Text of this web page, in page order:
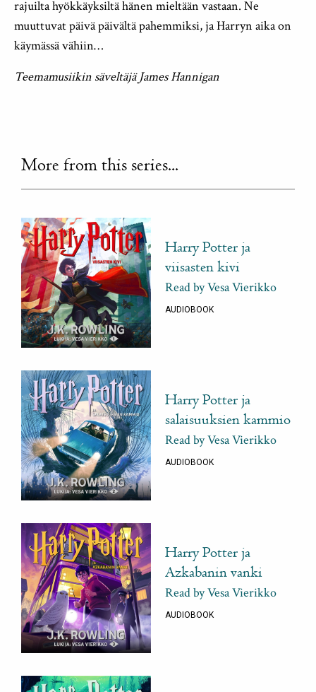
rajuilta hyökkäyksiltä hänen mieltään vastaan. Ne
muuttuvat päivä päivältä pahemmiksi, ja Harryn aika on
käymässä vähiin…
Teemamusiikin säveltäjä James Hannigan
More from this series...
Harry Potter ja
viisasten kivi
Read by Vesa Vierikko
AUDIOBOOK
Harry Potter ja
salaisuuksien kammio
Read by Vesa Vierikko
AUDIOBOOK
Harry Potter ja
Azkabanin vanki
Read by Vesa Vierikko
AUDIOBOOK